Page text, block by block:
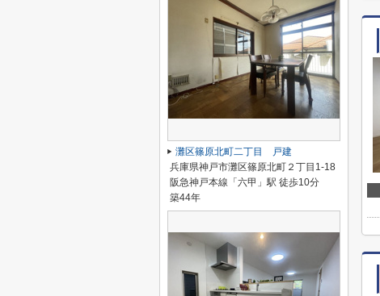
灘区篠原北町二丁目 戸建
兵庫県神戸市灘区篠原北町２丁目1-18
阪急神戸本線「六甲」駅 徒歩10分
築44年